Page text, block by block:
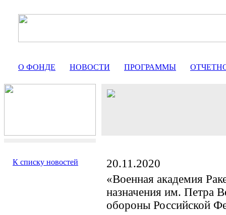
О ФОНДЕ НОВОСТИ ПРОГРАММЫ
К списку новостей
20.11.2020
«Военная академия
назначения им. Петра
обороны Российской